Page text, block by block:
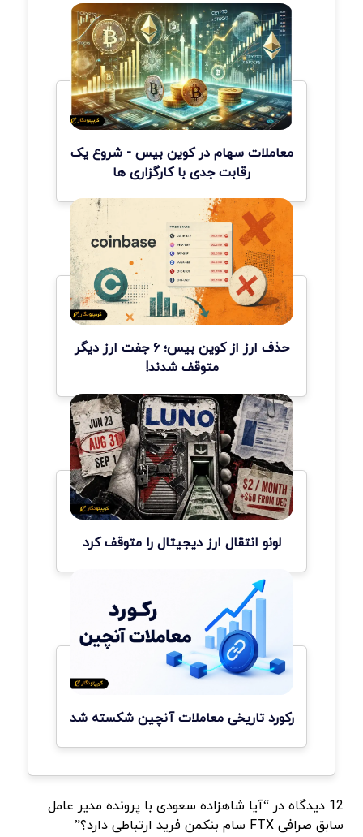
معاملات سهام در کوین بیس - شروع یک
رقابت جدی با کارگزاری ها
حذف ارز از کوین بیس؛ ۶ جفت ارز دیگر
متوقف شدند!
لونو انتقال ارز دیجیتال را متوقف کرد
رکورد تاریخی معاملات آنچین شکسته شد
12 دیدگاه در “آیا شاهزاده سعودی با پرونده مدیر عامل
سابق صرافی FTX سام بنکمن فرید ارتباطی دارد؟”